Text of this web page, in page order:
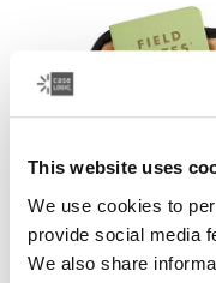
This website uses
We use cookies to
provide social media
We also share